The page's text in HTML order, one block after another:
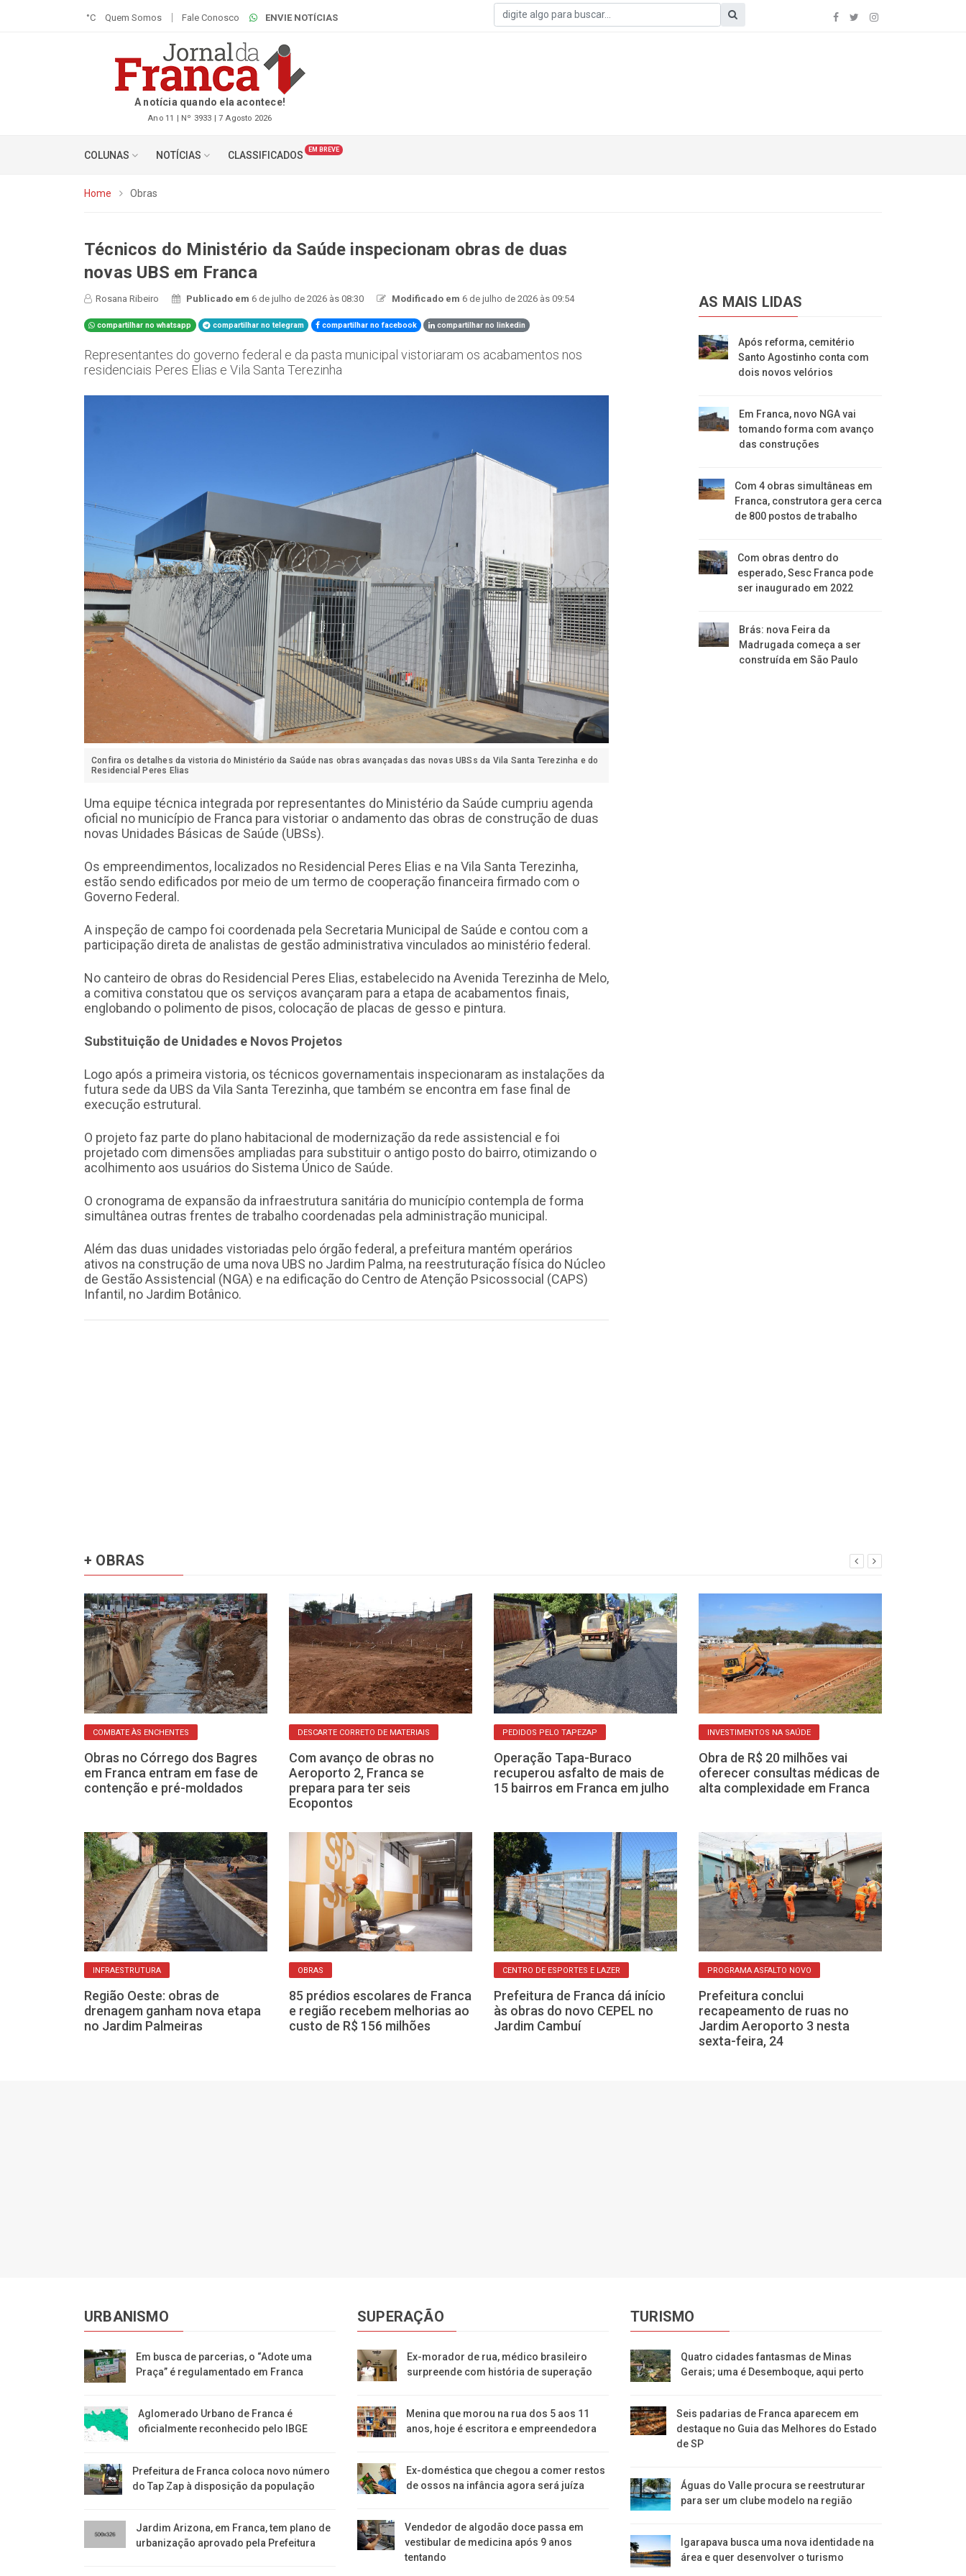
°C Quem Somos Fale Conosco ENVIE NOTÍCIAS
A notícia quando ela acontece!
Ano 11 | Nº 3933 | 7 Agosto 2026
COLUNAS NOTÍCIAS CLASSIFICADOS EM BREVE
Home Obras
Técnicos do Ministério da Saúde inspecionam obras de duas
novas UBS em Franca
Rosana Ribeiro Publicado em6 de julho de 2026 às 08:30 Modificado em 6 de julho de 2026 às 09:54
compartilhar no whatsapp compartilhar no telegram compartilhar no facebook compartilhar no linkedin
Representantes do governo federal e da pasta municipal vistoriaram os acabamentos nos
residenciais Peres Elias e Vila Santa Terezinha
Confira os detalhes da vistoria do Ministério da Saúde nas obras avançadas das novas UBSs da Vila Santa Terezinha e do
Residencial Peres Elias
Uma equipe técnica integrada por representantes do Ministério da Saúde cumpriu agenda
oficial no município de Franca para vistoriar o andamento das obras de construção de duas
novas Unidades Básicas de Saúde (UBSs).
Os empreendimentos, localizados no Residencial Peres Elias e na Vila Santa Terezinha,
estão sendo edificados por meio de um termo de cooperação financeira firmado com o
Governo Federal.
A inspeção de campo foi coordenada pela Secretaria Municipal de Saúde e contou com a
participação direta de analistas de gestão administrativa vinculados ao ministério federal.
No canteiro de obras do Residencial Peres Elias, estabelecido na Avenida Terezinha de Melo,
a comitiva constatou que os serviços avançaram para a etapa de acabamentos finais,
englobando o polimento de pisos, colocação de placas de gesso e pintura.
Substituição de Unidades e Novos Projetos
Logo após a primeira vistoria, os técnicos governamentais inspecionaram as instalações da
futura sede da UBS da Vila Santa Terezinha, que também se encontra em fase final de
execução estrutural.
O projeto faz parte do plano habitacional de modernização da rede assistencial e foi
projetado com dimensões ampliadas para substituir o antigo posto do bairro, otimizando o
acolhimento aos usuários do Sistema Único de Saúde.
O cronograma de expansão da infraestrutura sanitária do município contempla de forma
simultânea outras frentes de trabalho coordenadas pela administração municipal.
Além das duas unidades vistoriadas pelo órgão federal, a prefeitura mantém operários
ativos na construção de uma nova UBS no Jardim Palma, na reestruturação física do Núcleo
de Gestão Assistencial (NGA) e na edificação do Centro de Atenção Psicossocial (CAPS)
Infantil, no Jardim Botânico.
AS MAIS LIDAS
Após reforma, cemitério
Santo Agostinho conta com
dois novos velórios
Em Franca, novo NGA vai
tomando forma com avanço
das construções
Com 4 obras simultâneas em
Franca, construtora gera cerca
de 800 postos de trabalho
Com obras dentro do
esperado, Sesc Franca pode
ser inaugurado em 2022
Brás: nova Feira da
Madrugada começa a ser
construída em São Paulo
+ OBRAS
COMBATE ÀS ENCHENTES
Obras no Córrego dos Bagres
em Franca entram em fase de
contenção e pré-moldados
DESCARTE CORRETO DE MATERIAIS
Com avanço de obras no
Aeroporto 2, Franca se
prepara para ter seis
Ecopontos
PEDIDOS PELO TAPEZAP
Operação Tapa-Buraco
recuperou asfalto de mais de
15 bairros em Franca em julho
INVESTIMENTOS NA SAÚDE
Obra de R$ 20 milhões vai
oferecer consultas médicas de
alta complexidade em Franca
INFRAESTRUTURA
Região Oeste: obras de
drenagem ganham nova etapa
no Jardim Palmeiras
OBRAS
85 prédios escolares de Franca
e região recebem melhorias ao
custo de R$ 156 milhões
CENTRO DE ESPORTES E LAZER
Prefeitura de Franca dá início
às obras do novo CEPEL no
Jardim Cambuí
PROGRAMA ASFALTO NOVO
Prefeitura conclui
recapeamento de ruas no
Jardim Aeroporto 3 nesta
sexta-feira, 24
URBANISMO
Em busca de parcerias, o “Adote uma
Praça” é regulamentado em Franca
Aglomerado Urbano de Franca é
oficialmente reconhecido pelo IBGE
Prefeitura de Franca coloca novo número
do Tap Zap à disposição da população
Jardim Arizona, em Franca, tem plano de
urbanização aprovado pela Prefeitura
SUPERAÇÃO
Ex-morador de rua, médico brasileiro
surpreende com história de superação
Menina que morou na rua dos 5 aos 11
anos, hoje é escritora e empreendedora
Ex-doméstica que chegou a comer restos
de ossos na infância agora será juíza
Vendedor de algodão doce passa em
vestibular de medicina após 9 anos
tentando
TURISMO
Quatro cidades fantasmas de Minas
Gerais; uma é Desemboque, aqui perto
Seis padarias de Franca aparecem em
destaque no Guia das Melhores do Estado
de SP
​Águas do Valle procura se reestruturar
para ser um clube modelo na região
​Igarapava busca uma nova identidade na
área e quer desenvolver o turismo